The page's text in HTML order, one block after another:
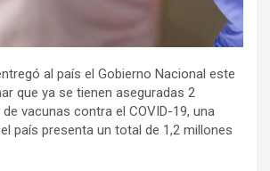
al país el Gobierno Nacional este
que ya se tienen aseguradas 2
vacunas contra el COVID-19, una
país presenta un total de 1,2 millones